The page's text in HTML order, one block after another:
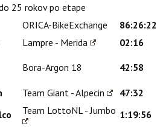
25 rokov po etape
ORICA-BikeExchange
86:26:22
Lampre - Merida 02:16
Bora-Argon 18 42:58
Team Giant - Alpecin
47:32
Team LottoNL - Jumbo 1:19:56